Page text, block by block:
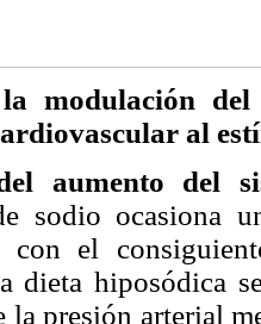
modulación del
al
aumento del
sodio ocasiona
con el
dieta hiposódica
la presión arterial